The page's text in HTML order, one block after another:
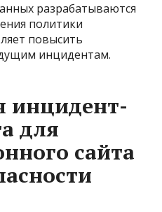
разрабатываются
политики
повысить
инцидентам.
инцидент-
для
сайта